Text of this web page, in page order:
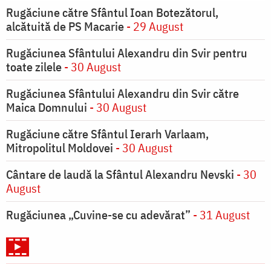
Rugăciune către Sfântul Ioan Botezătorul,
alcătuită de PS Macarie- 29 August
Rugăciunea Sfântului Alexandru din Svir pentru
toate zilele- 30 August
Rugăciunea Sfântului Alexandru din Svir către
Maica Domnului - 30 August
Rugăciune către Sfântul Ierarh Varlaam,
Mitropolitul Moldovei - 30 August
Cântare de laudă la Sfântul Alexandru Nevski - 30
August
Rugăciunea „Cuvine-se cu adevărat” - 31 August